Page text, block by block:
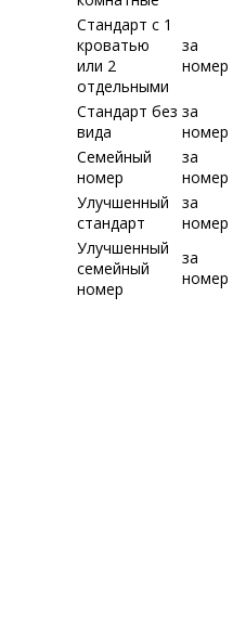
Стандарт с 1
кроватью
или 2
отдельными
за
номер
Стандарт без
вида
за
номер
Семейный
номер
за
номер
Улучшенный
стандарт
за
номер
Улучшенный
семейный
номер
за
номер